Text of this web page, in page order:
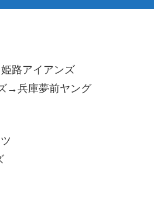
アイアンズ
庫夢前ヤング